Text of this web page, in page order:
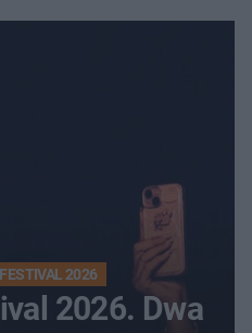
2026
2026. Dwa